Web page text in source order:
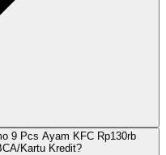
9 Pcs Ayam KFC Rp130rb
Kartu Kredit?